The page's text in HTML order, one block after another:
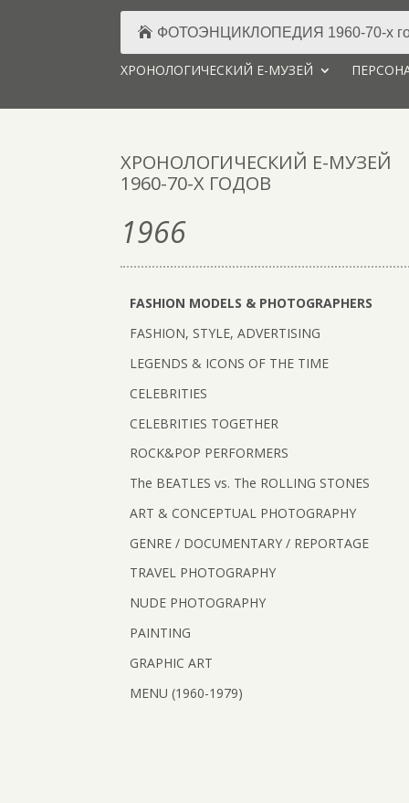
ФОТОЭНЦИКЛОПЕДИЯ 1960-70-х
ХРОНОЛОГИЧЕСКИЙ Е-МУЗЕЙ
ХРОНОЛОГИЧЕСКИЙ Е-МУЗЕЙ
1960-70-Х ГОДОВ
1966
FASHION MODELS & PHOTOGRAPHERS
FASHION, STYLE, ADVERTISING
LEGENDS & ICONS OF THE TIME
CELEBRITIES
CELEBRITIES TOGETHER
ROCK&POP PERFORMERS
The BEATLES vs. The ROLLING STONES
ART & CONCEPTUAL PHOTOGRAPHY
GENRE / DOCUMENTARY / REPORTAGE
TRAVEL PHOTOGRAPHY
NUDE PHOTOGRAPHY
PAINTING
GRAPHIC ART
MENU (1960-1979)